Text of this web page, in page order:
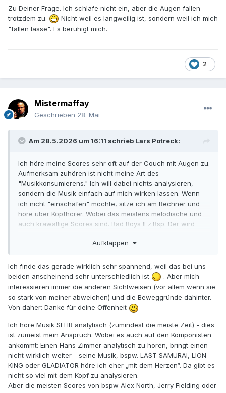
Zu Deiner Frage. Ich schlafe nicht ein, aber die Augen fallen
trotzdem zu.
Nicht weil es langweilig ist, sondern weil ich mich
"fallen lasse". Es beruhigt mich.
2
Mistermaffay
Geschrieben 28. Mai
Am 28.5.2026 um 16:11 schrieb Lars Potreck:
Ich höre meine Scores sehr oft auf der Couch mit Augen zu.
Aufmerksam zuhören ist nicht meine Art des
"Musikkonsumierens." Ich will dabei nichts analysieren,
sondern die Musik einfach auf mich wirken lassen. Wenn
ich nicht "einschafen" möchte, sitze ich am Rechner und
höre über Kopfhörer. Wobei das meistens melodische und
auch krawallige Scores sind. Bad Boys II z.Bsp. Der wird
ander Pop- oder Rockmusik.Vor einigen Wochen hatte ich
Sinfonien von Schostakowitsch gehört. Ich höre Musik
generell oberflächlich. Entscheidend ist, wie sie auf mich
wirkt, wie die Themen klingen und das Zusammenspiel der
Instrumente. Also eher der Klang als der Inhalt.
Zu Deiner Frage. Ich schlafe nicht ein, aber die Augen
fallen trotzdem zu.
Nicht weil es langweilig ist, sondern
weil ich mich "fallen lasse". Es beruhigt mich.
Aufklappen
Ich finde das gerade wirklich sehr spannend, weil das bei uns
beiden anscheinend sehr unterschiedlich ist
. Aber mich
interessieren immer die anderen Sichtweisen (vor allem wenn sie
so stark von meiner abweichen) und die Beweggründe dahinter.
Von daher: Danke für deine Offenheit
Ich höre Musik SEHR analytisch (zumindest die meiste Zeit) - dies
ist zumeist mein Anspruch. Wobei es auch auf den Komponisten
ankommt: Einen Hans Zimmer analytisch zu hören, bringt einen
nicht wirklich weiter - seine Musik, bspw. LAST SAMURAI, LION
KING oder GLADIATOR höre ich eher „mit dem Herzen“. Da gibt es
nicht so viel mit dem Kopf zu analysieren.
Aber die meisten Scores von bspw Alex North, Jerry Fielding oder